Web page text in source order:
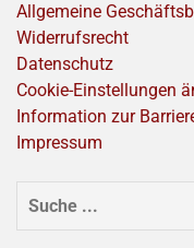
Allgemeine
Widerrufsrecht
Datenschutz
Cookie-Einstellungen
Information zur
Impressum
SUCHEN